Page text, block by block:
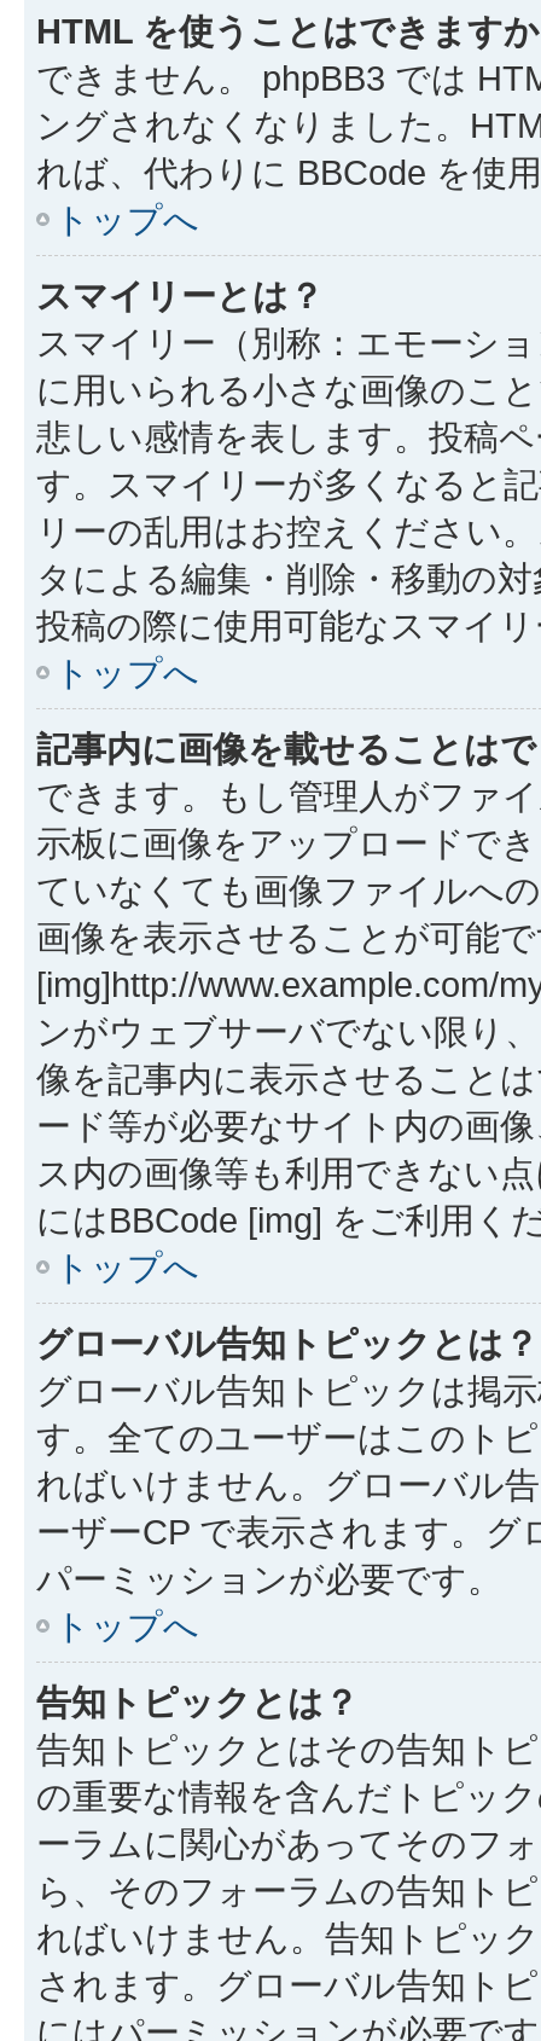
HTML を使うことはできます
できません。 phpBB3 では
ングされなくなりました。
れば、代わりに BBCode を使
トップへ
スマイリーとは？
スマイリー（別称：エモーシ
に用いられる小さな画像のこ
悲しい感情を表します。投稿
す。スマイリーが多くなると
リーの乱用はお控えください
タによる編集・削除・移動の
投稿の際に使用可能なスマイ
トップへ
記事内に画像を載せることは
できます。もし管理人がファ
示板に画像をアップロードで
ていなくても画像ファイルへ
画像を表示させることが可能
[img]http://www.example.com/
ンがウェブサーバでない限り
像を記事内に表示させること
ード等が必要なサイト内の画
ス内の画像等も利用できない
にはBBCode [img] をご利用く
トップへ
グローバル告知トピックとは？
グローバル告知トピックは掲
す。全てのユーザーはこのト
ればいけません。グローバル
ーザーCP で表示されます。
パーミッションが必要です。
トップへ
告知トピックとは？
告知トピックとはその告知ト
の重要な情報を含んだトピッ
ーラムに関心があってそのフ
ら、そのフォーラムの告知ト
ればいけません。告知トピッ
されます。グローバル告知ト
にはパーミッションが必要で